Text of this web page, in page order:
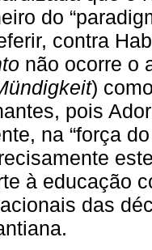
do
contra
não ocorre o
)
pois
na “força
à educação
das